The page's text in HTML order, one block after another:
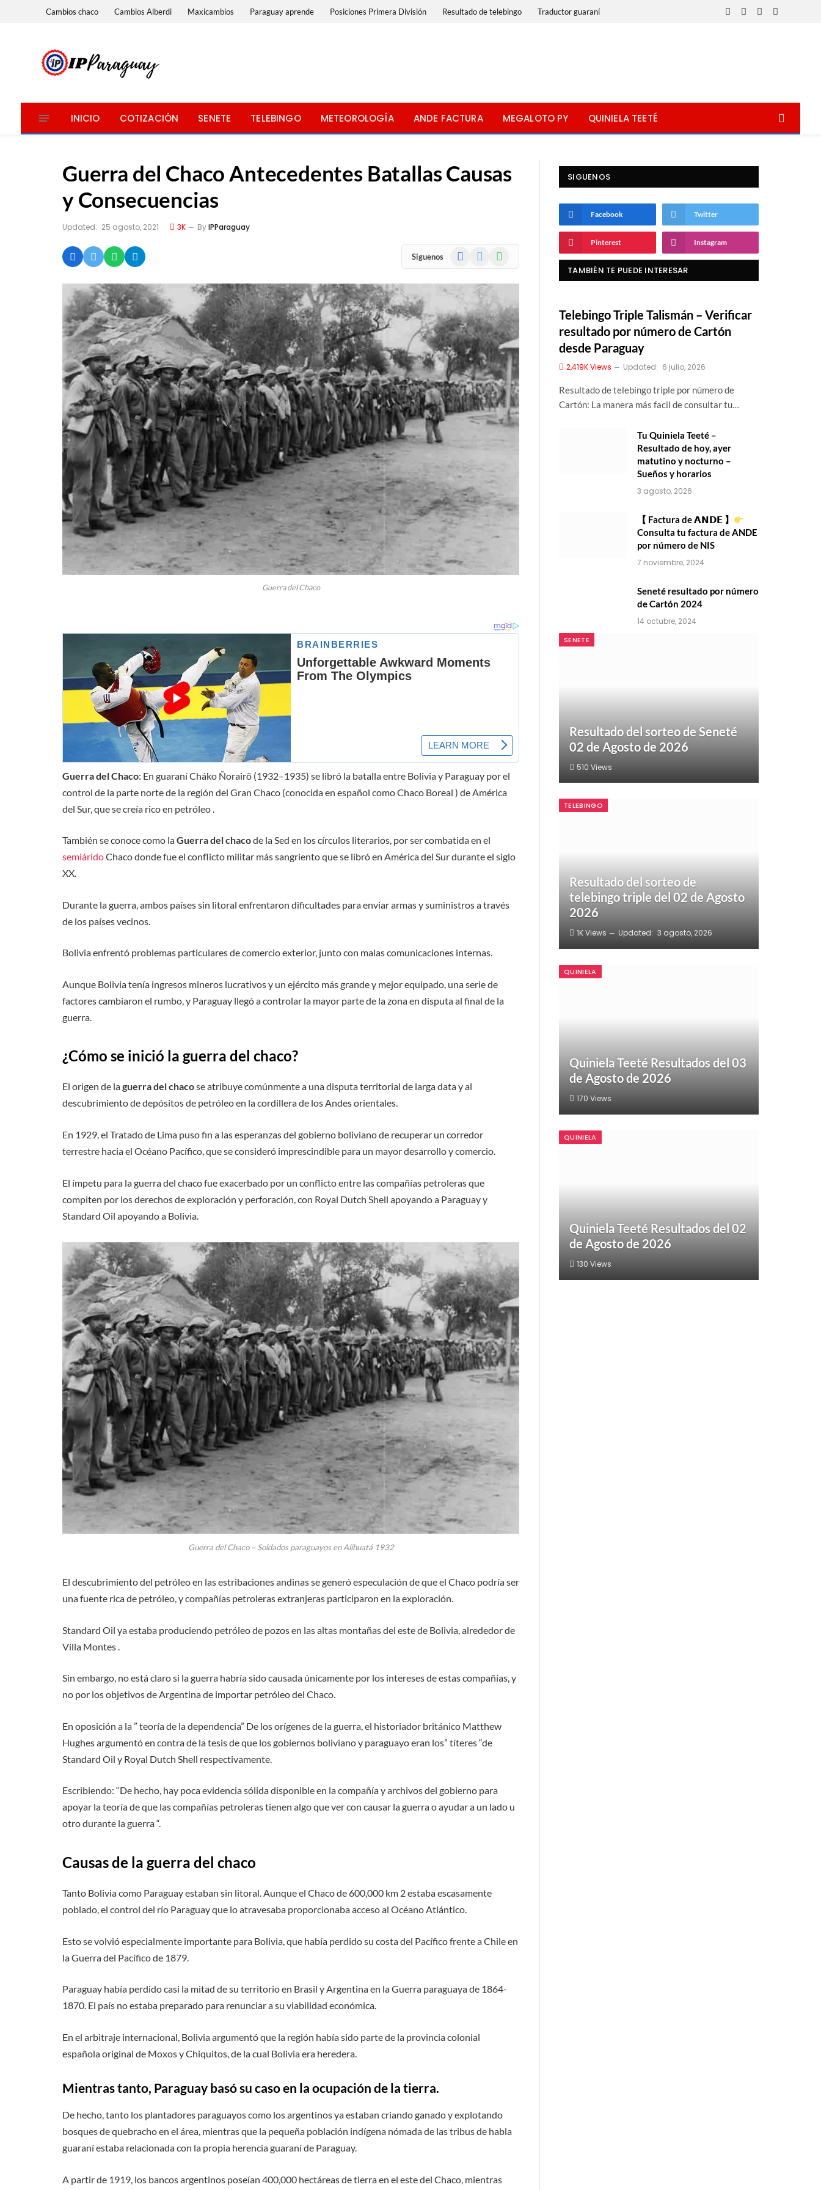
Cambios chaco Cambios Alberdi Maxicambios Paraguay aprende Posiciones Primera División Resultado de telebingo Traductor guaraní
Facebook
X
InstagramWhatsApp
INICIO COTIZACIÓN SENETE TELEBINGO METEOROLOGÍA ANDE FACTURA MEGALOTO PY QUINIELA TEETÉ
Guerra del Chaco Antecedentes Batallas Causas
y Consecuencias
Updated: 25 agosto, 2021 3K ByIPParaguay
Siguenos Facebook WhatsApp
Guerra del Chaco
Guerra del Chaco: En guaraní Cháko Ñorairõ (1932–1935) se libró la batalla entre Bolivia y Paraguay por el
control de la parte norte de la región del Gran Chaco (conocida en español como Chaco Boreal ) de América
del Sur, que se creía rico en petróleo .
También se conoce como laGuerra del chacode la Sed en los círculos literarios, por ser combatida en el
semiáridoChaco donde fue el conflicto militar más sangriento que se libró en América del Sur durante el siglo
XX.
Durante la guerra, ambos países sin litoral enfrentaron dificultades para enviar armas y suministros a través
de los países vecinos.
Bolivia enfrentó problemas particulares de comercio exterior, junto con malas comunicaciones internas.
Aunque Bolivia tenía ingresos mineros lucrativos y un ejército más grande y mejor equipado, una serie de
factores cambiaron el rumbo, y Paraguay llegó a controlar la mayor parte de la zona en disputa al final de la
guerra.
¿Cómo se inició la guerra del chaco?
El origen de laguerra del chacose atribuye comúnmente a una disputa territorial de larga data y al
descubrimiento de depósitos de petróleo en la cordillera de los Andes orientales.
En 1929, el Tratado de Lima puso fin a las esperanzas del gobierno boliviano de recuperar un corredor
terrestre hacia el Océano Pacífico, que se consideró imprescindible para un mayor desarrollo y comercio.
El ímpetu para la guerra del chaco fue exacerbado por un conflicto entre las compañías petroleras que
compiten por los derechos de exploración y perforación, con Royal Dutch Shell apoyando a Paraguay y
Standard Oil apoyando a Bolivia.
Guerra del Chaco – Soldados paraguayos en Alihuatá 1932
El descubrimiento del petróleo en las estribaciones andinas se generó especulación de que el Chaco podría ser
una fuente rica de petróleo, y compañías petroleras extranjeras participaron en la exploración.
Standard Oil ya estaba produciendo petróleo de pozos en las altas montañas del este de Bolivia, alrededor de
Villa Montes .
Sin embargo, no está claro si la guerra habría sido causada únicamente por los intereses de estas compañías, y
no por los objetivos de Argentina de importar petróleo del Chaco.
En oposición a la ” teoría de la dependencia” De los orígenes de la guerra, el historiador británico Matthew
Hughes argumentó en contra de la tesis de que los gobiernos boliviano y paraguayo eran los” títeres “de
Standard Oil y Royal Dutch Shell respectivamente.
Escribiendo: “De hecho, hay poca evidencia sólida disponible en la compañía y archivos del gobierno para
apoyar la teoría de que las compañías petroleras tienen algo que ver con causar la guerra o ayudar a un lado u
otro durante la guerra “.
Causas de la guerra del chaco
Tanto Bolivia como Paraguay estaban sin litoral. Aunque el Chaco de 600,000 km 2 estaba escasamente
poblado, el control del río Paraguay que lo atravesaba proporcionaba acceso al Océano Atlántico.
Esto se volvió especialmente importante para Bolivia, que había perdido su costa del Pacífico frente a Chile en
la Guerra del Pacífico de 1879.
Paraguay había perdido casi la mitad de su territorio en Brasil y Argentina en la Guerra paraguaya de 1864-
1870. El país no estaba preparado para renunciar a su viabilidad económica.
En el arbitraje internacional, Bolivia argumentó que la región había sido parte de la provincia colonial
española original de Moxos y Chiquitos, de la cual Bolivia era heredera.
Mientras tanto, Paraguay basó su caso en la ocupación de la tierra.
De hecho, tanto los plantadores paraguayos como los argentinos ya estaban criando ganado y explotando
bosques de quebracho en el área, mientras que la pequeña población indígena nómada de las tribus de habla
guaraní estaba relacionada con la propia herencia guaraní de Paraguay.
A partir de 1919, los bancos argentinos poseían 400,000 hectáreas de tierra en el este del Chaco, mientras
SIGUENOS
Facebook Twitter
Pinterest Instagram
TAMBIÉN TE PUEDE INTERESAR
Telebingo Triple Talismán – Verificar
resultado por número de Cartón
desde Paraguay
2,419KViews Updated: 6 julio, 2026
Resultado de telebingo triple por número de
Cartón: La manera más facil de consultar tu…
Tu Quiniela Teeté –
Resultado de hoy, ayer
matutino y nocturno –
Sueños y horarios
3 agosto, 2026
【 Factura de 𝗔𝗡𝗗𝗘 】
Consulta tu factura de ANDE
por número de NIS
7 noviembre, 2024
Seneté resultado por número
de Cartón 2024
14 octubre, 2024
SENETE
Resultado del sorteo de Seneté
02 de Agosto de 2026
510 Views
TELEBINGO
Resultado del sorteo de
telebingo triple del 02 de Agosto
2026
1KViews Updated: 3 agosto, 2026
QUINIELA
Quiniela Teeté Resultados del 03
de Agosto de 2026
170 Views
QUINIELA
Quiniela Teeté Resultados del 02
de Agosto de 2026
130 Views